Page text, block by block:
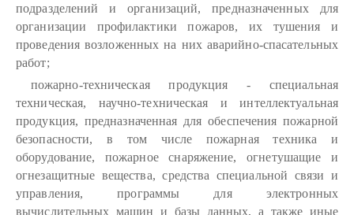
подразделений и организаций, предназначенных для
организации профилактики пожаров, их тушения и
проведения возложенных на них аварийно-спасательных
работ;
пожарно-техническая продукция - специальная
техническая, научно-техническая и интеллектуальная
продукция, предназначенная для обеспечения пожарной
безопасности, в том числе пожарная техника и
оборудование, пожарное снаряжение, огнетушащие и
огнезащитные вещества, средства специальной связи и
управления, программы для электронных
вычислительных машин и базы данных, а также иные